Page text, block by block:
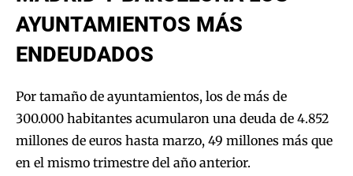
AYUNTAMIENTOS MÁS
ENDEUDADOS
Por tamaño de ayuntamientos, los de más de
300.000 habitantes acumularon una deuda de 4.852
millones de euros hasta marzo, 49 millones más que
en el mismo trimestre del año anterior.